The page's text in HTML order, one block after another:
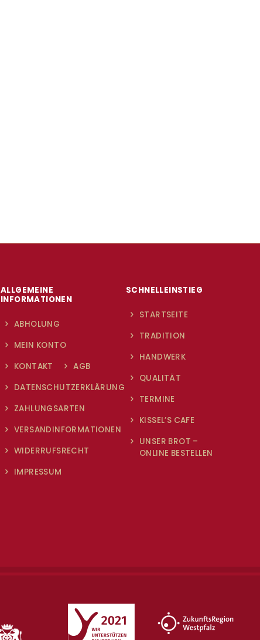
ALLGEMEINE
INFORMATIONEN
ABHOLUNG
MEIN KONTO
KONTAKT
AGB
DATENSCHUTZERKLÄRUNG
ZAHLUNGSARTEN
VERSANDINFORMATIONEN
WIDERRUFSRECHT
IMPRESSUM
SCHNELLEINSTIEG
STARTSEITE
TRADITION
HANDWERK
QUALITÄT
TERMINE
KISSEL’S CAFE
UNSER BROT –
ONLINE BESTELLEN